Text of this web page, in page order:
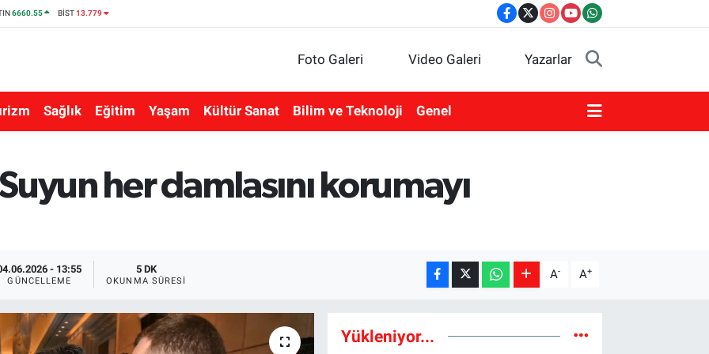
6660.55 BİST13.779
Foto Galeri Video Galeri Yazarlar
Sağlık Eğitim Yaşam Kültür Sanat Bilim ve Teknoloji Genel
her damlasını korumayı
- 13:55
GÜNCELLEME
5 DK
OKUNMA SÜRESI A- A+
Yükleniyor...